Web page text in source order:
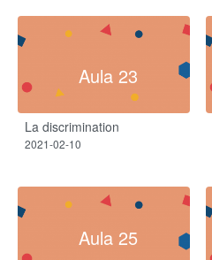
Aula 23
La discrimination​
2021-02-10
Aula 25